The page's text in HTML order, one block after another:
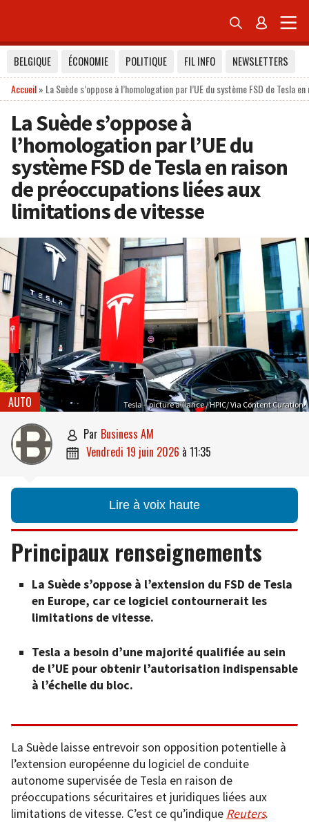
 
BELGIQUE ÉCONOMIE POLITIQUE FIL INFO
NEWSLETTERS
Accueil» La Suède s’oppose à l’homologation par l’UE du système FSD de
La Suède s’oppose à
l’homologation par l’UE du
système FSD de Tesla en raison
de préoccupations liées aux
limitations de vitesse
Tesla – picture alliance / HPIC/ Via Content Curation
AUTO
 par Business AM
 vendredi 19 juin 2026 à 11:35
Lire à voix haute
Principaux renseignements
La Suède s’oppose à l’extension du FSD de Tesla
en Europe, car ce logiciel contournerait les
limitations de vitesse.
Tesla a besoin d’une majorité qualifiée au sein
de l’UE pour obtenir l’autorisation indispensable
à l’échelle du bloc.
La Suède laisse entrevoir son opposition potentielle à
l’extension européenne du logiciel de conduite
autonome supervisée de Tesla en raison de
préoccupations sécuritaires et juridiques liées aux
limitations de vitesse. C’est ce qu’indique Reuters.